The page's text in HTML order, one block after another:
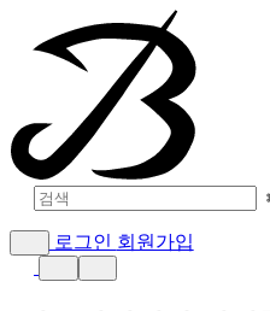
로그인 회원가입